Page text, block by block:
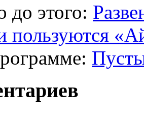
до этого:
пользуются